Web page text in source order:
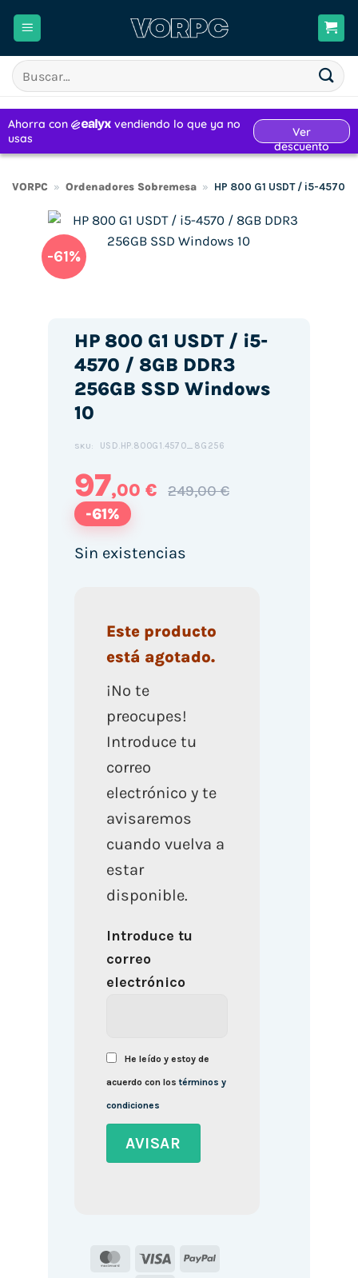
Buscar
por:
VORPC » Ordenadores Sobremesa » HP 800 G1 USDT / i5-4570 /
-61%
HP 800 G1 USDT / i5-
4570 / 8GB DDR3
256GB SSD Windows
10
SKU: USD.HP.800G1.4570_8G256
97,00 € 249,00 €
-61%
Sin existencias
Este producto
está agotado.
¡No te
preocupes!
Introduce tu
correo
electrónico y te
avisaremos
cuando vuelva a
estar
disponible.
Introduce tu
correo
electrónico
He leído y estoy de
acuerdo con lostérminos y
condiciones
MasterCard
Visa
PayPal